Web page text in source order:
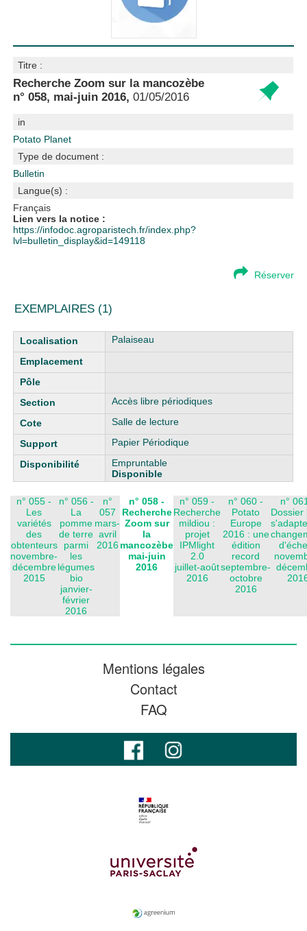
Titre :
Recherche Zoom sur la mancozèbe
n° 058, mai-juin 2016, 01/05/2016
in
Potato Planet
Type de document :
Bulletin
Langue(s) :
Français
Lien vers la notice :
https://infodoc.agroparistech.fr/index.php?
lvl=bulletin_display&id=149118
Réserver
EXEMPLAIRES (1)
Liste des exemplaires Palaiseau
Accès libre périodiques
Salle de lecture
Papier Périodique
Empruntable
Disponible
n° 055 -
Les
variétés
des
obtenteurs
novembre-
décembre
2015
n° 056 -
La
pomme
de terre
parmi
les
légumes
bio
janvier-
février
2016
n°
057
mars-
avril
2016
n° 058 -
Recherche
Zoom sur
la
mancozèbe
mai-juin
2016
n° 059 -
Recherche
mildiou :
projet
IPMlight
2.0
juillet-août
2016
n° 060 -
Potato
Europe
2016 : une
édition
record
septembre-
octobre
2016
n°
Dossier
Mentions légales
Contact
FAQ